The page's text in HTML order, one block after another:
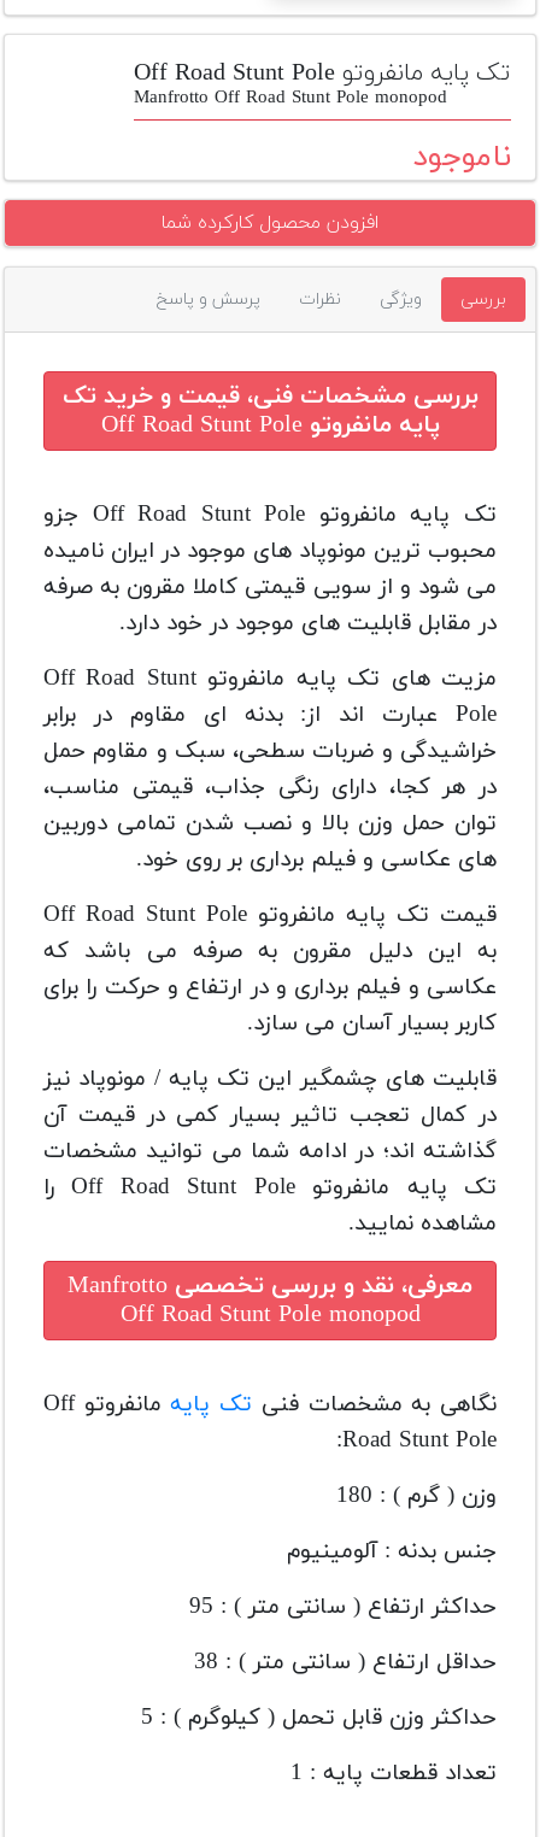
تجهیزات
مکث
افزودن
محصول
دست
لیست
قیمت
دوربین
بله
تک پایه مانفروتو Off Road Stunt Pole
Manfrotto Off Road Stunt Pole monopod
ناموجود
افزودن محصول کارکرده شما
بررسی ویژگی نظرات پرسش و پاسخ
بررسی مشخصات فنی، قیمت و خریدتک
پایه مانفروتو Off Road Stunt Pole
تک پایه مانفروتو Off Road Stunt Pole جزو
محبوب ترین مونوپاد های موجود در ایران نامیده
می شود و از سویی قیمتی کاملا مقرون به صرفه
در مقابل قابلیت های موجود در خود دارد.
مزیت های تک پایه مانفروتو Off Road Stunt
Pole عبارت اند از: بدنه ای مقاوم در برابر
خراشیدگی و ضربات سطحی، سبک و مقاوم حمل
در هر کجا، دارای رنگی جذاب، قیمتی مناسب،
توان حمل وزن بالا و نصب شدن تمامی دوربین
های عکاسی و فیلم برداری بر روی خود.
قیمت تک پایه مانفروتو Off Road Stunt Pole
به این دلیل مقرون به صرفه می باشد که
عکاسی و فیلم برداری و در ارتفاع و حرکت را برای
کاربر بسیار آسان می سازد.
قابلیت های چشمگیر این تک پایه / مونوپاد نیز
در کمال تعجب تاثیر بسیار کمی در قیمت آن
گذاشته اند؛ در ادامه شما می توانید مشخصات
تک پایه مانفروتو Off Road Stunt Pole را
مشاهده نمایید.
معرفی، نقد و بررسی تخصصی Manfrotto
Off Road Stunt Pole monopod
نگاهی به مشخصات فنی تک پایه
مانفروتو Off
Road Stunt Pole:
وزن ( گرم ) : 180
جنس بدنه : آلومینیوم
حداکثر ارتفاع ( سانتی متر ) : 95
حداقل ارتفاع ( سانتی متر ) : 38
حداکثر وزن قابل تحمل ( کیلوگرم ) : 5
تعداد قطعات پایه : 1